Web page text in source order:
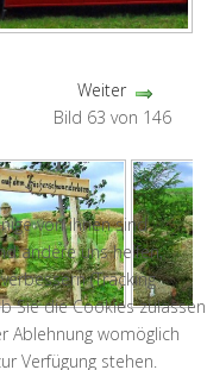
Weiter
Bild 63 von 146
von ihnen sind
andere uns helfen,
(Tracking
Sie die Cookies zulassen
Ablehnung womöglich
Verfügung stehen.